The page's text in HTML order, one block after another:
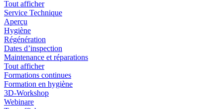
Tout afficher
Service Technique
Aperçu
Hygiène
Régénération
Dates d’inspection
Maintenance et réparations
Tout afficher
Formations continues
Formation en hygiène
3D-Workshop
Webinare